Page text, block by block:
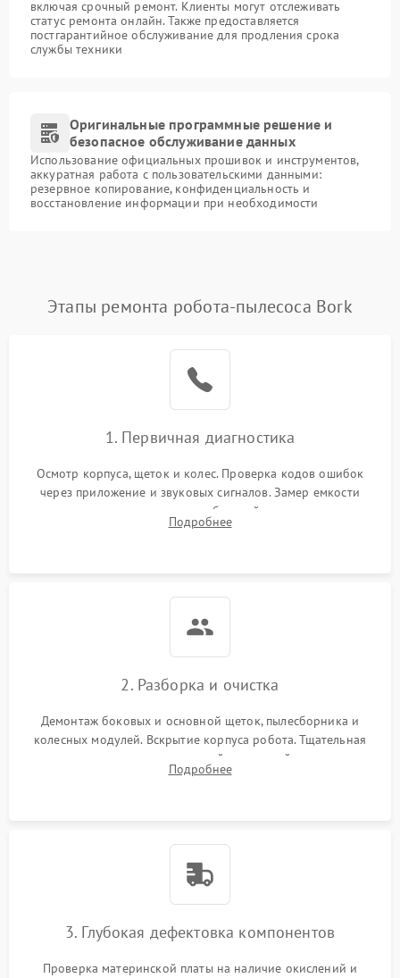
включая срочный ремонт. Клиенты могут отслеживать
статус ремонта онлайн. Также предоставляется
постгарантийное обслуживание для продления срока
службы техники
Оригинальные программные решение и
безопасное обслуживание данных
Использование официальных прошивок и инструментов,
аккуратная работа с пользовательскими данными:
резервное копирование, конфиденциальность и
восстановление информации при необходимости
Этапы ремонта робота-пылесоса Bork
1. Первичная диагностика
Осмотр корпуса, щеток и колес. Проверка кодов ошибок
через приложение и звуковых сигналов. Замер емкости
аккумулятора и тестирование базовой станции зарядки.
Оценка работы лидара, бампера и датчиков падения для
Подробнее
2. Разборка и очистка
Демонтаж боковых и основной щеток, пылесборника и
колесных модулей. Вскрытие корпуса робота. Тщательная
очистка внутренних полостей, шестерней и плат от
скопившейся пыли, волос и шерсти животных с
Подробнее
3. Глубокая дефектовка компонентов
Проверка материнской платы на наличие окислений и